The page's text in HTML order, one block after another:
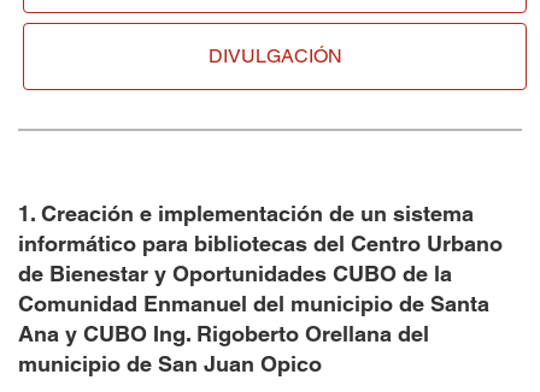
DIVULGACIÓN
1. Creación e implementación de un sistema
informático para bibliotecas del Centro Urbano
de Bienestar y Oportunidades CUBO de la
Comunidad Enmanuel del municipio de Santa
Ana y CUBO Ing. Rigoberto Orellana del
municipio de San Juan Opico